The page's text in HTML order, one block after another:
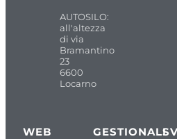
AUTOSILO:
all'altezza
di via
Bramantino
23
6600
Locarno
WEB GESTIONALI